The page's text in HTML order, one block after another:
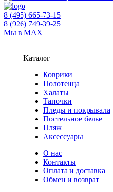
8 (495) 665-73-15
8 (926) 749-39-25
Мы в MAX
Каталог
Коврики
Полотенца
Халаты
Тапочки
Пледы и покрывала
Постельное белье
Пляж
Аксессуары
О нас
Контакты
Оплата и доставка
Обмен и возврат